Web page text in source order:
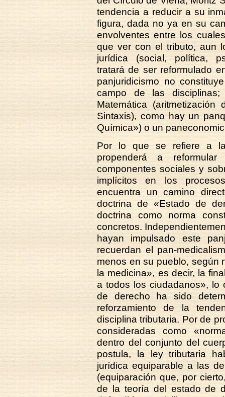
tendencia a reducir a su
figura, dada no ya en su
envolventes entre los
que ver con el tributo, aun
jurídica (social, política,
tratará de ser reformulado
panjuridicismo no
campo de las
Matemática
Sintaxis), como hay un
Química») o un
Por lo que se refiere a
propenderá a
componentes sociales y
implícitos en los
encuentra un camino
doctrina de «Estado de
doctrina como norma
concretos.
hayan impulsado este
recuerdan el pan-
menos en su pueblo, según
la medicina», es decir, la
a todos los ciudadanos», lo
de derecho ha sido
reforzamiento de la
disciplina tributaria. Por de
consideradas como
dentro del conjunto del
postula, la ley tributaria
jurídica equiparable a las
(equiparación que, por
de la teoría del estado de